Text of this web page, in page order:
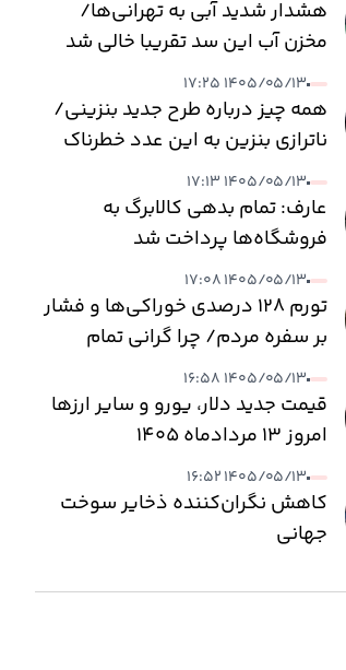
هشدار شدید آبی به تهرانی‌ها/
مخزن آب این سد تقریبا خالی شد
۱۴۰۵/۰۵/۱۳ ۱۷:۲۵
همه چیز درباره طرح جدید بنزینی/
ناترازی بنزین به این عدد خطرناک
می‌رسد
۱۴۰۵/۰۵/۱۳ ۱۷:۱۳
عارف: تمام بدهی کالابرگ به
فروشگاه‌ها پرداخت شد
۱۴۰۵/۰۵/۱۳ ۱۷:۰۸
تورم ۱۲۸ درصدی خوراکی‌ها و فشار
بر سفره مردم/ چرا گرانی تمام
نمی‌شود؟
۱۴۰۵/۰۵/۱۳ ۱۶:۵۸
قیمت جدید دلار، یورو و سایر ارزها
امروز ۱۳ مردادماه ۱۴۰۵
۱۴۰۵/۰۵/۱۳ ۱۶:۵۲
کاهش نگران‌کننده ذخایر سوخت
جهانی